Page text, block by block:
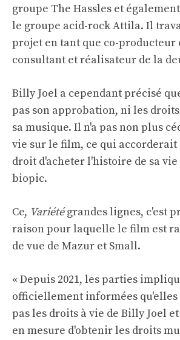
groupe The Hassles et
le groupe acid-rock Attila. Il
projet en tant que co-producteur
consultant et réalisateur de la
Billy Joel a cependant précisé
pas son approbation, ni les
sa musique. Il n'a pas non plus
vie sur le film, ce qui accorderait
droit d'acheter l'histoire de sa
biopic.
Ce, Variétégrandes lignes, c'est
raison pour laquelle le film est
de vue de Mazur et Small.
« Depuis 2021, les parties
officiellement informées qu'elles
pas les droits à vie de Billy Joel
en mesure d'obtenir les droits